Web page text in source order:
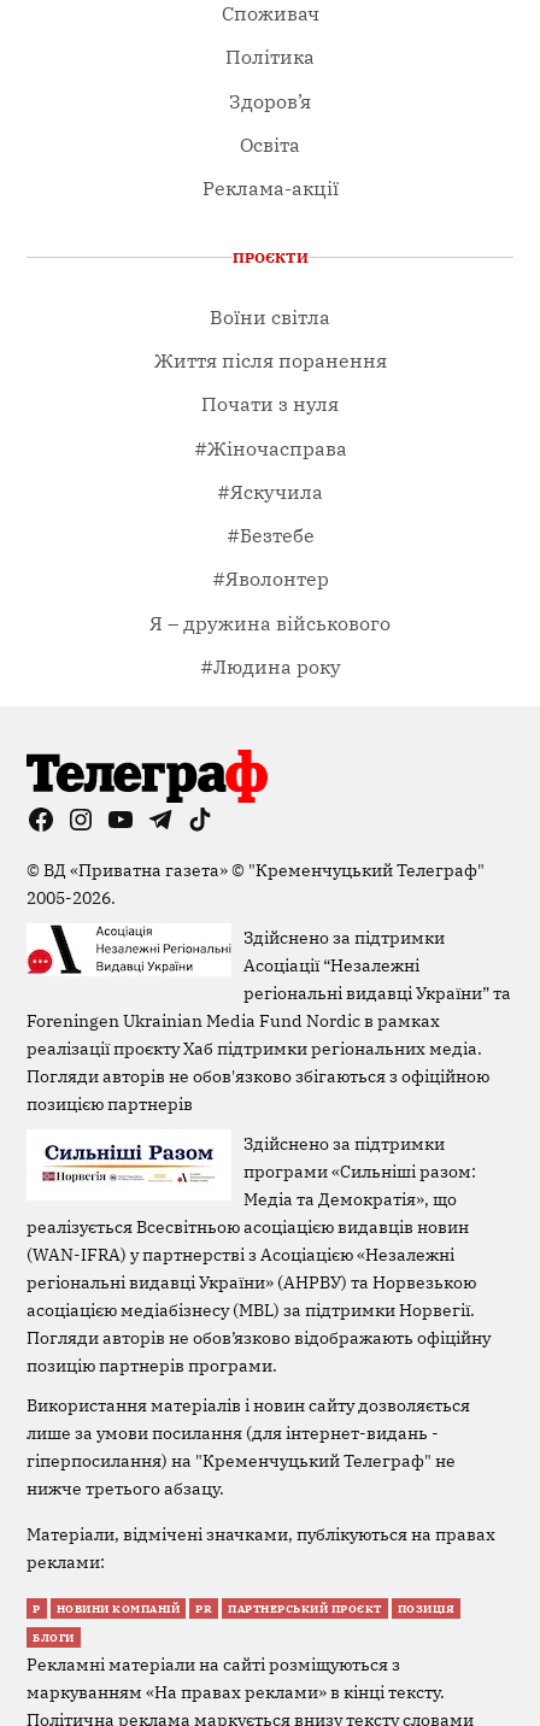
Споживач
Політика
Здоров’я
Освіта
Реклама-акції
ПРОЄКТИ
Воїни світла
Життя після поранення
Почати з нуля
#Жіночасправа
#Яскучила
#Безтебе
#Яволонтер
Я – дружина військового
#Людина року
FacebookInstagram
YouTubeTelegramTikTok
©ВД «Приватна газета»© "Кременчуцький Телеграф"
2005-2026.
Здійснено за підтримки
Асоціації “Незалежні
регіональні видавці України” та
Foreningen Ukrainian Media Fund Nordic в рамках
реалізації проєкту Хаб підтримки регіональних медіа.
Погляди авторів не обов'язково збігаються з офіційною
позицією партнерів
Здійснено за підтримки
програми «Сильніші разом:
Медіа та Демократія», що
реалізується Всесвітньою асоціацією видавців новин
(WAN-IFRA) у партнерстві з Асоціацією «Незалежні
регіональні видавці України» (АНРВУ) та Норвезькою
асоціацією медіабізнесу (MBL) за підтримки Норвегії.
Погляди авторів не обов’язково відображають офіційну
позицію партнерів програми.
Використання матеріалів і новин сайту дозволяється
лише за умови посилання (для інтернет-видань -
гіперпосилання) на "Кременчуцький Телеграф" не
нижче третього абзацу.
Матеріали, відмічені значками, публікуються на правах
реклами:
Р НОВИНИ КОМПАНІЙ PR ПАРТНЕРСЬКИЙ ПРОЄКТ ПОЗИЦІЯ
БЛОГИ
Рекламні матеріали на сайті розміщуються з
маркуванням «На правах реклами» в кінці тексту.
Політична реклама маркується внизу тексту словами